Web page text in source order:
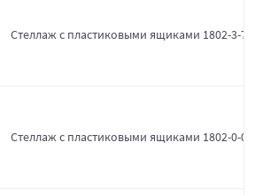
Стеллаж с пластиковыми ящиками 1802-3-7-
Стеллаж с пластиковыми ящиками 1802-0-0-